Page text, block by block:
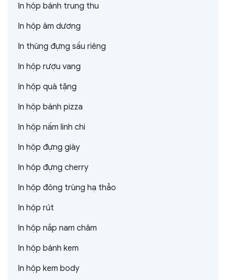
In hộp bánh trung thu
In hộp âm dương
In thùng đựng sầu riêng
In hộp rượu vang
In hộp quà tặng
In hộp bánh pizza
In hộp nấm linh chi
In hộp đựng giày
In hộp đựng cherry
In hộp đông trùng hạ thảo
In hộp rút
In hộp nắp nam châm
In hộp bánh kem
In hộp kem body